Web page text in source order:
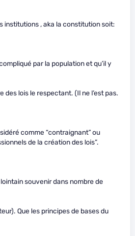
institutions , aka la constitution soit:
par la population et qu’il y
des lois le respectant. (Il ne l’est pas.
comme “contraignant” ou
de la création des lois”.
lointain souvenir dans nombre de
Que les principes de bases du